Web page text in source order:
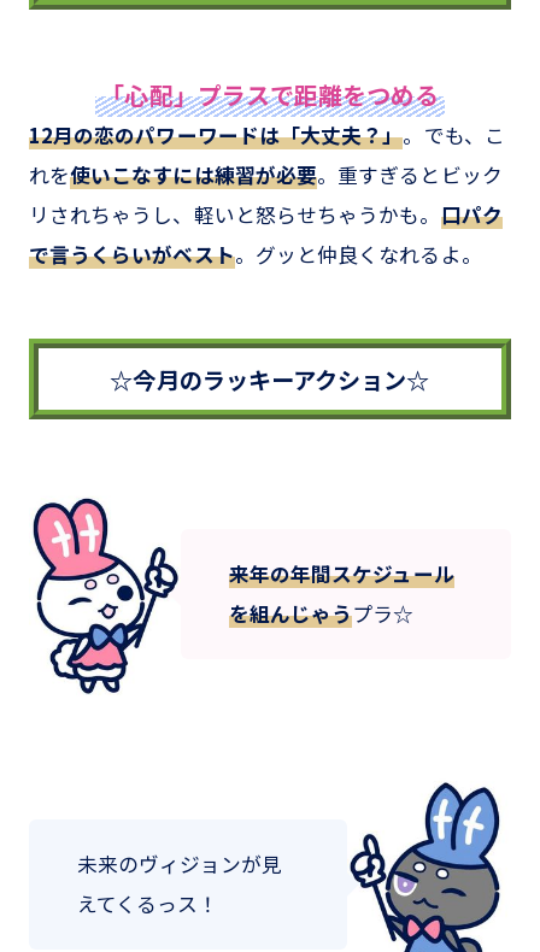
「心配」プラスで距離をつめる
12月の恋のパワーワードは「大丈夫？」。でも、こ
れを使いこなすには練習が必要。重すぎるとビック
リされちゃうし、軽いと怒らせちゃうかも。 口パク
で言うくらいがベスト。グッと仲良くなれるよ。
☆今月のラッキーアクション☆
来年の年間スケジュール
を組んじゃうプラ☆
未来のヴィジョンが見
えてくるっス！